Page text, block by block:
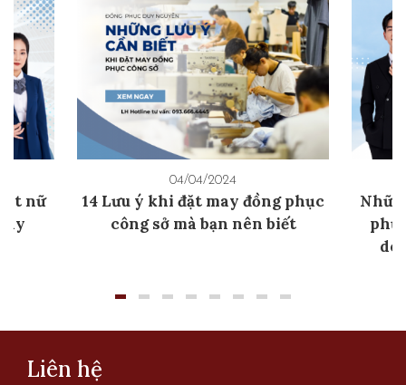
nữ
04/04/2024
14 Lưu ý khi đặt may đồng phục
công sở mà bạn nên biết
Liên hệ